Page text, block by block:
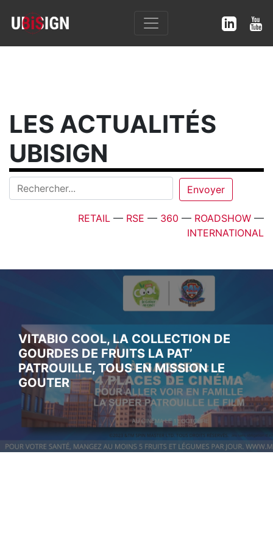
LES ACTUALITÉS
UBISIGN
RETAIL — RSE — 360 — ROADSHOW —
INTERNATIONAL
VITABIO COOL, LA COLLECTION DE
GOURDES DE FRUITS LA PAT’
PATROUILLE, TOUS EN MISSION LE
GOUTER